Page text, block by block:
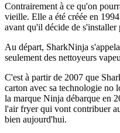
Contrairement à ce qu'on
vieille. Elle a été créée en
avant qu'il décide de
Au départ, SharkNinja
seulement des nettoyeurs
C'est à partir de 2007 que
carton avec sa technologie no
la marque Ninja débarque en
l'air fryer qui vont contribuer
bien aujourd'hui.